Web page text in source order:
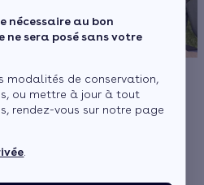
nécessaire au bon
sera posé sans votre
modalités de conservation,
ou mettre à jour à tout
rendez-vous sur notre page
pour les